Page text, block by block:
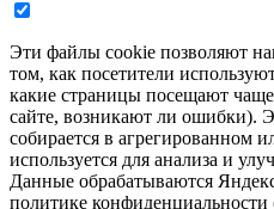
Эти файлы cookie позволяют
том, как посетители
какие страницы посещают
сайте, возникают ли ошибки).
собирается в агрегированном
используется для анализа и
Данные обрабатываются
политике